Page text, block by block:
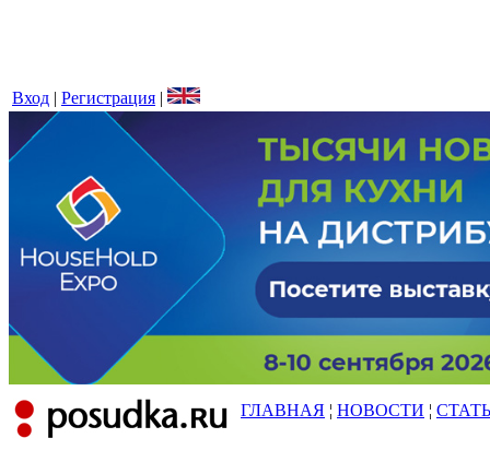
Вход | Регистрация |
ГЛАВНАЯ ¦ НОВОСТИ ¦